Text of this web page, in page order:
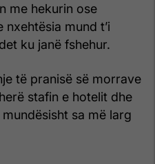
me hekurin ose
mund t’i
ku janë fshehur.
të pranisë së morrave
stafin e hotelit dhe
sa më larg